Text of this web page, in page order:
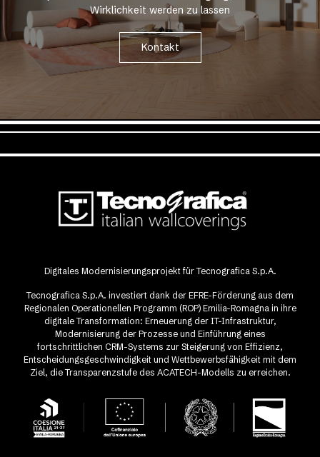
Wirklichkeit werden zu lassen
Kontakt
Digitales Modernisierungsprojekt für Tecnografica S.p.A.
Tecnografica S.p.A. investiert dank der EFRE-Förderung aus dem
Regionalen Operationellen Programm (ROP) Emilia-Romagna in ihre
digitale Transformation: Erneuerung der IT-Infrastruktur,
Modernisierung der Prozesse und Einführung eines
fortschrittlichen CRM-Systems zur Steigerung von Effizienz,
Entscheidungsgeschwindigkeit und Wettbewerbsfähigkeit mit dem
Ziel, die Transparenzstufe des ACATECH-Modells zu erreichen.